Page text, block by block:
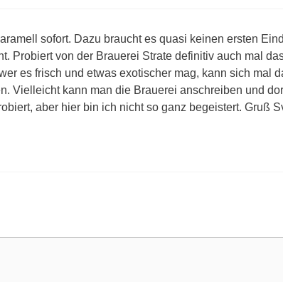
sofort. Dazu braucht es quasi keinen ersten
Probiert von der Brauerei Strate definitiv auch mal
es frisch und etwas exotischer mag, kann sich
Vielleicht kann man die Brauerei anschreiben und
aber hier bin ich nicht so ganz begeistert. Gruß